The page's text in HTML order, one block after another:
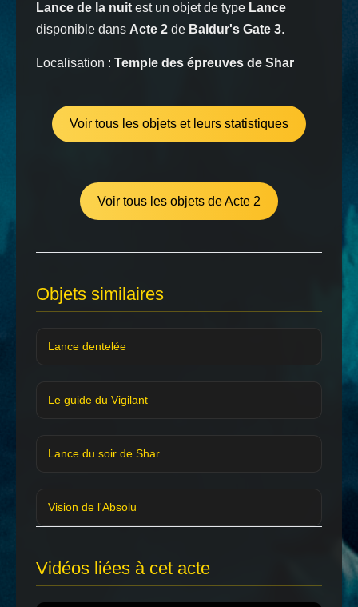
Lance de la nuit est un objet de type Lance
disponible dans Acte 2 de Baldur's Gate 3.
Localisation : Temple des épreuves de Shar
Voir tous les objets et leurs statistiques
Voir tous les objets de Acte 2
Objets similaires
Lance dentelée
Le guide du Vigilant
Lance du soir de Shar
Vision de l'Absolu
Vidéos liées à cet acte